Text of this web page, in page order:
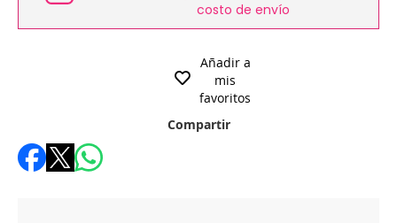
costo de envío
Añadir a
mis
favoritos
Compartir